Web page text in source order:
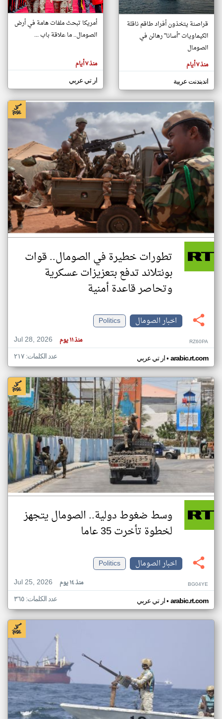
تغيير الدولة
اخبار الصومال على مدار الساعة
أهم اخبار الصومال العاجلة والمباشرة
المقالات
هنا عن
وجهة
كاتبيها.
قراصنة يتخذون أفراد طاقم ناقلة
الكيماويات "أسانا" رهائن في
الصومال
منذ ٧ أيام
اندبندنت عربية
أمريكا تبحث ملفات هامة في أرض
الصومال.. ما علاقة باب ...
منذ ٧ أيام
ار تي عربي
تطورات خطيرة في الصومال.. قوات
بونتلاند تدفع بتعزيزات عسكرية
وتحاصر قاعدة أمنية
اخبار الصومال
Politics
Jul 28, 2026
منذ ١١ يوم RZ60PA
ار تي عربي• arabic.rt.com عدد الكلمات: ٢١٧
وسط ضغوط دولية.. الصومال يتجهز
لخطوة تأخرت 35 عاما
اخبار الصومال
Politics
Jul 25, 2026
منذ ١٤ يوم BG04YE
ار تي عربي• arabic.rt.com عدد الكلمات: ٣٦٥
klyoum.com